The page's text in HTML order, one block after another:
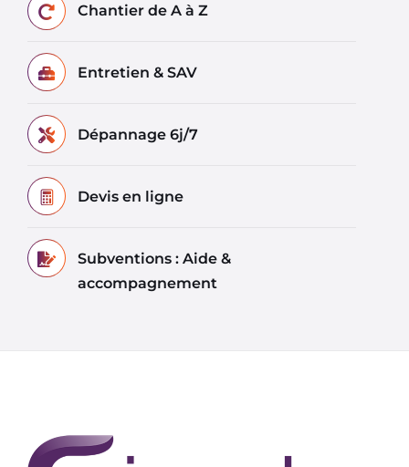
Chantier de A à Z
Entretien & SAV
Dépannage 6j/7
Devis en ligne
Subventions : Aide &
accompagnement